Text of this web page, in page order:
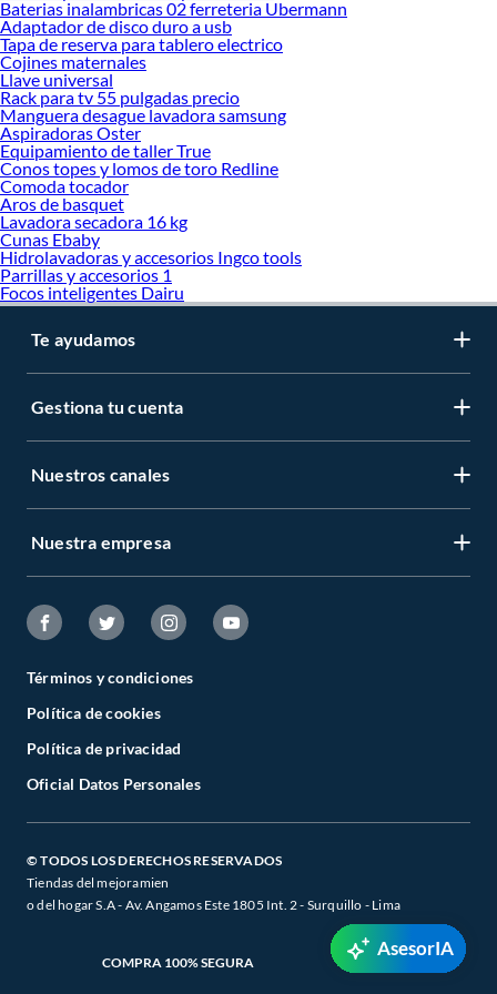
Baterias inalambricas 02 ferreteria Ubermann
Adaptador de disco duro a usb
Tapa de reserva para tablero electrico
Cojines maternales
Llave universal
Rack para tv 55 pulgadas precio
Manguera desague lavadora samsung
Aspiradoras Oster
Equipamiento de taller True
Conos topes y lomos de toro Redline
Comoda tocador
Aros de basquet
Lavadora secadora 16 kg
Cunas Ebaby
Hidrolavadoras y accesorios Ingco tools
Parrillas y accesorios 1
Focos inteligentes Dairu
Te ayudamos
Gestiona tu cuenta
Nuestros canales
Nuestra empresa
Términos y condiciones
Política de cookies
Política de privacidad
Oficial Datos Personales
© TODOS LOS DERECHOS RESERVADOS
Tiendas del mejoramien
o del hogar S.A - Av. Angamos Este 1805 Int. 2 - Surquillo - Lima
COMPRA 100% SEGURA
AsesorIA